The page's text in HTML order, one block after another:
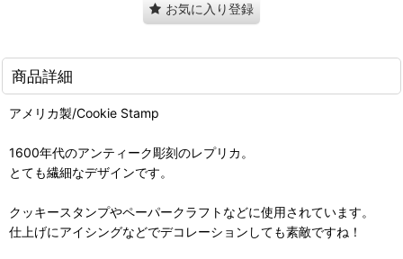
お気に入り登録
商品詳細
アメリカ製/Cookie Stamp
1600年代のアンティーク彫刻のレプリカ。
とても繊細なデザインです。
クッキースタンプやペーパークラフトなどに使用されています。
仕上げにアイシングなどでデコレーションしても素敵ですね！